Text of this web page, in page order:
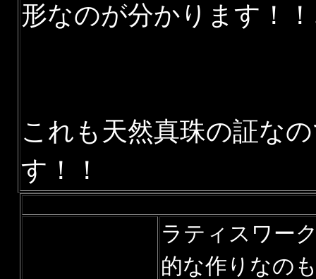
形なのが分かります！
これも天然真珠の証な
す！！
ラティスワー
的な作りなの